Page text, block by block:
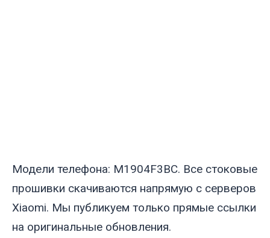
Модели телефона: M1904F3BC. Все стоковые
прошивки скачиваются напрямую с серверов
Xiaomi. Мы публикуем только прямые ссылки
на оригинальные обновления.